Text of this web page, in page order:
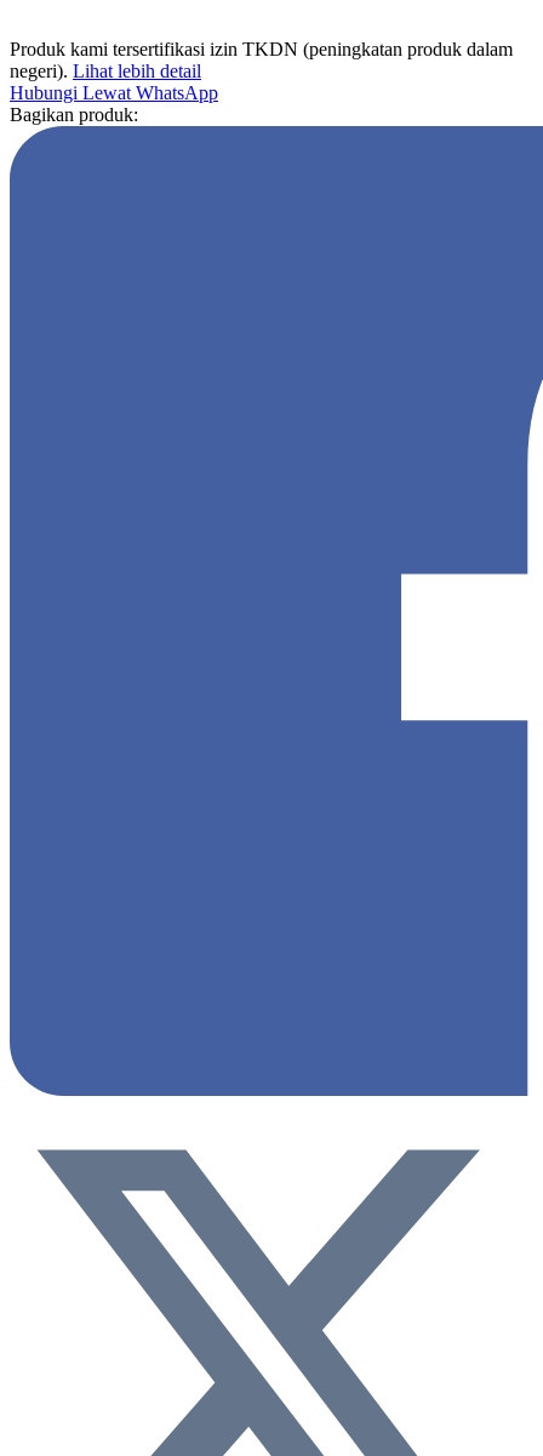
Produk kami tersertifikasi izin TKDN (peningkatan produk dalam
negeri). Lihat lebih detail
Hubungi Lewat WhatsApp
Bagikan produk: